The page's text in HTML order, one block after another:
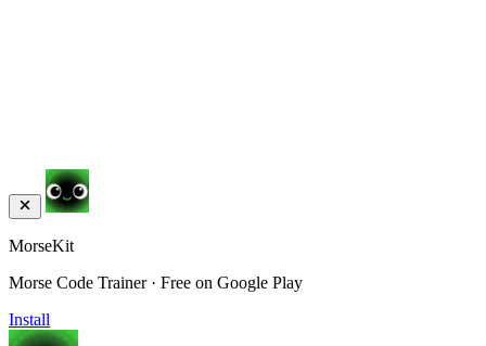
MorseKit
Morse Code Trainer · Free on Google Play
Install